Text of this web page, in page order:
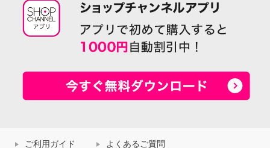
ご利用ガイド よくあるご質問